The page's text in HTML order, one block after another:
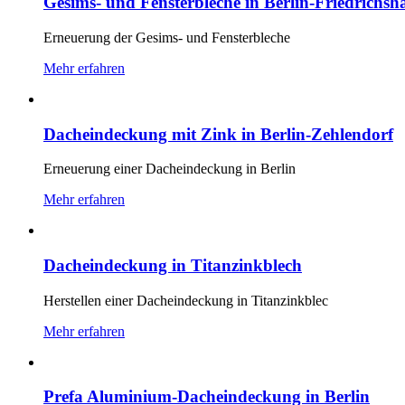
Erneuerung der Gesims- und Fensterbleche
Mehr erfahren
Dacheindeckung mit Zink in Berlin-Zehlendorf
Erneuerung einer Dacheindeckung in Berlin
Mehr erfahren
Dacheindeckung in Titanzinkblech
Herstellen einer Dacheindeckung in Titanzinkblec
Mehr erfahren
Prefa Aluminium-Dacheindeckung in Berlin